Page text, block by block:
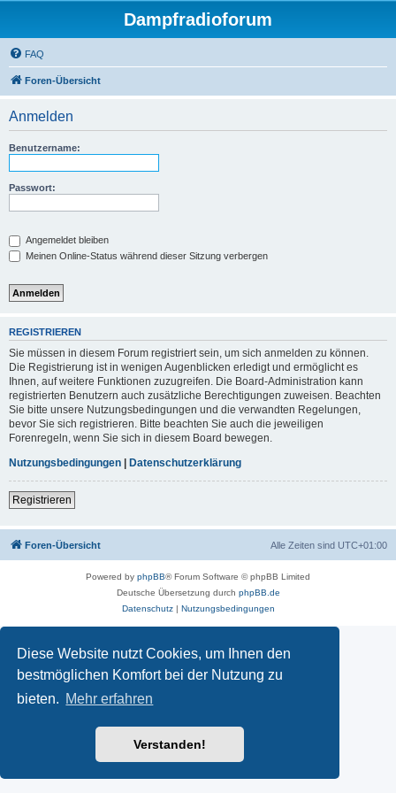
Diese Website nutzt Cookies, um Ihnen den
bestmöglichen Komfort bei der Nutzung zu
bieten. Mehr erfahren
Verstanden!
Dampfradioforum
FAQ
Foren-Übersicht
Anmelden
Benutzername:
Passwort:
Angemeldet bleiben
Meinen Online-Status während dieser Sitzung verbergen
REGISTRIEREN
Sie müssen in diesem Forum registriert sein, um sich anmelden zu können.
Die Registrierung ist in wenigen Augenblicken erledigt und ermöglicht es
Ihnen, auf weitere Funktionen zuzugreifen. Die Board-Administration kann
registrierten Benutzern auch zusätzliche Berechtigungen zuweisen. Beachten
Sie bitte unsere Nutzungsbedingungen und die verwandten Regelungen,
bevor Sie sich registrieren. Bitte beachten Sie auch die jeweiligen
Forenregeln, wenn Sie sich in diesem Board bewegen.
Nutzungsbedingungen | Datenschutzerklärung
Registrieren
Foren-Übersicht Alle Zeiten sind UTC+01:00
Powered by phpBB® Forum Software © phpBB Limited
Deutsche Übersetzung durch phpBB.de
Datenschutz| Nutzungsbedingungen